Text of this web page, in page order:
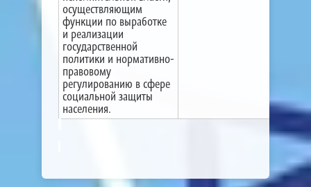
осуществляющим
функции по выработке
и реализации
государственной
политики и нормативно-
правовому
регулированию в сфере
социальной защиты
населения.